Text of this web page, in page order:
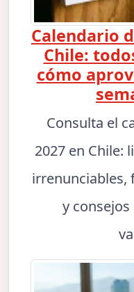
Calendario
Chile:
cómo
Consulta el
2027 en Chile:
irrenunciables,
y